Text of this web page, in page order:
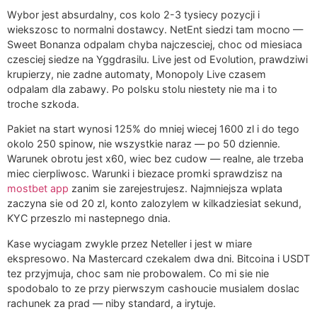
Wybor jest absurdalny, cos kolo 2-3 tysiecy pozycji i
wiekszosc to normalni dostawcy. NetEnt siedzi tam mocno —
Sweet Bonanza odpalam chyba najczesciej, choc od miesiaca
czesciej siedze na Yggdrasilu. Live jest od Evolution, prawdziwi
krupierzy, nie zadne automaty, Monopoly Live czasem
odpalam dla zabawy. Po polsku stolu niestety nie ma i to
troche szkoda.
Pakiet na start wynosi 125% do mniej wiecej 1600 zl i do tego
okolo 250 spinow, nie wszystkie naraz — po 50 dziennie.
Warunek obrotu jest x60, wiec bez cudow — realne, ale trzeba
miec cierpliwosc. Warunki i biezace promki sprawdzisz na
mostbet app zanim sie zarejestrujesz. Najmniejsza wplata
zaczyna sie od 20 zl, konto zalozylem w kilkadziesiat sekund,
KYC przeszlo mi nastepnego dnia.
Kase wyciagam zwykle przez Neteller i jest w miare
ekspresowo. Na Mastercard czekalem dwa dni. Bitcoina i USDT
tez przyjmuja, choc sam nie probowalem. Co mi sie nie
spodobalo to ze przy pierwszym cashoucie musialem doslac
rachunek za prad — niby standard, a irytuje.